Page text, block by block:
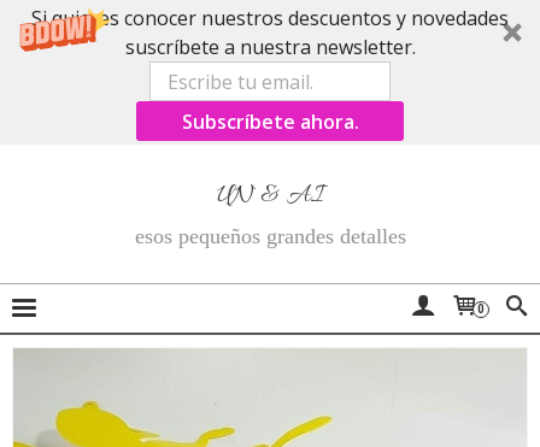
Si quieres conocer nuestros descuentos y novedades
suscríbete a nuestra newsletter.
Subscríbete ahora.
UN & AI
esos pequeños grandes detalles
0